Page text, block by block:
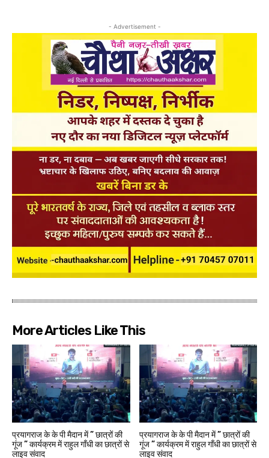
- Advertisement -
More Articles Like This
प्रयागराज के के पी मैदान में ” छात्रों की
गूंज ” कार्यक्रम में राहुल गाँधी का छात्रों से
लाइव संवाद
प्रयागराज के के पी मैदान में ” छात्रों की
गूंज ” कार्यक्रम में राहुल गाँधी का छात्रों से
लाइव संवाद